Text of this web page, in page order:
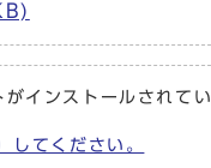
インストールされてい
てください。